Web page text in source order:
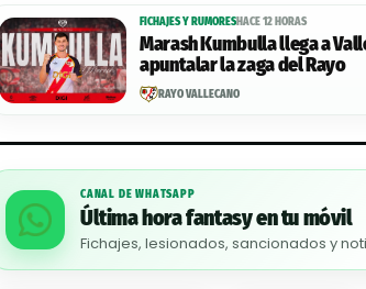
FICHAJES Y RUMORESHACE 12 HORAS
Marash Kumbulla llega a
apuntalar la zaga del Rayo
RAYO VALLECANO
CANAL DE WHATSAPP
Última hora fantasy en tu móvil
Fichajes, lesionados, sancionados y